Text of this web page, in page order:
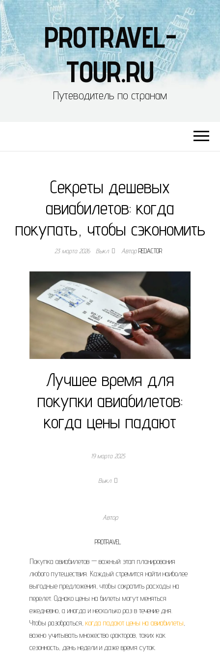
PROTRAVEL-
TOUR.RU
Путеводитель по странам
Секреты дешевых
авиабилетов: когда
покупать, чтобы сэкономить
23 марта 2026 Выкл. АвторREDACTOR
Лучшее время для
покупки авиабилетов:
когда цены падают
19 марта 2025
Выкл.
Автор
PROTRAVEL
Покупка авиабилетов — важный этап планирования
любого путешествия. Каждый стремится найти наиболее
выгодные предложения, чтобы сократить расходы на
перелет. Однако цены на билеты могут меняться
ежедневно, а иногда и несколько раз в течение дня.
Чтобы разобраться, когда падают цены на авиабилеты,
важно учитывать множество факторов, таких как
сезонность, день недели и даже время суток.